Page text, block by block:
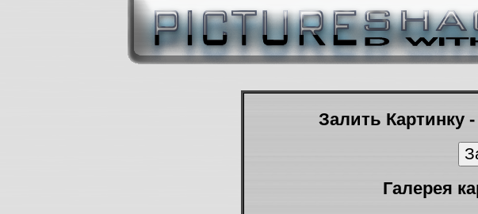
Залить Картинку
Галерея